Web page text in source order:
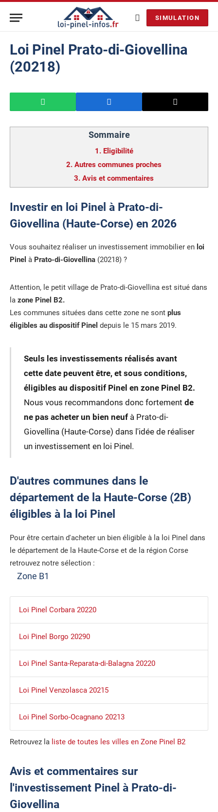
SIMULATION
Loi Pinel Prato-di-Giovellina
(20218)
Sommaire
1. Eligibilité
2. Autres communes proches
3. Avis et commentaires
Investir en loi Pinel à Prato-di-
Giovellina (Haute-Corse) en 2026
Vous souhaitez réaliser un investissement immobilier en loi
Pinel à Prato-di-Giovellina (20218) ?
Attention, le petit village de Prato-di-Giovellina est situé dans
la zone Pinel B2.
Les communes situées dans cette zone ne sont plus
éligibles au dispositif Pinel depuis le 15 mars 2019.
Seuls les investissements réalisés avant
cette date peuvent être, et sous conditions,
éligibles au dispositif Pinel en zone Pinel B2.
Nous vous recommandons donc fortement de
ne pas acheter un bien neufà Prato-di-
Giovellina (Haute-Corse) dans l'idée de réaliser
un investissement en loi Pinel.
D'autres communes dans le
département de la Haute-Corse (2B)
éligibles à la loi Pinel
Pour être certain d'acheter un bien éligible à la loi Pinel dans
le département de la Haute-Corse et de la région Corse
retrouvez notre sélection :
Zone B1
Loi Pinel Corbara 20220
Loi Pinel Borgo 20290
Loi Pinel Santa-Reparata-di-Balagna 20220
Loi Pinel Venzolasca 20215
Loi Pinel Sorbo-Ocagnano 20213
Retrouvez la liste de toutes les villes en Zone Pinel B2
Avis et commentaires sur
l'investissement Pinel à Prato-di-
Giovellina